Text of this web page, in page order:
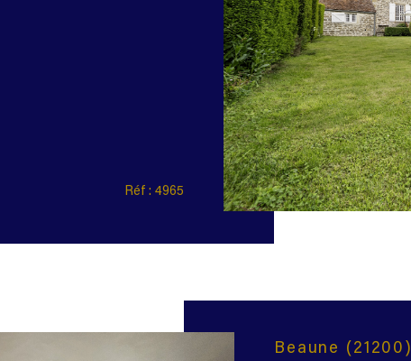
Réf : 4965
Beaune (21200)